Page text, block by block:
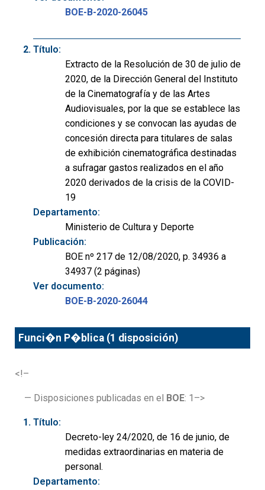
BOE-B-2020-26045
Título:
Extracto de la Resolución de 30 de julio de
2020, de la Dirección General del Instituto
de la Cinematografía y de las Artes
Audiovisuales, por la que se establece las
condiciones y se convocan las ayudas de
concesión directa para titulares de salas
de exhibición cinematográfica destinadas
a sufragar gastos realizados en el año
2020 derivados de la crisis de la COVID-
19
Departamento:
Ministerio de Cultura y Deporte
Publicación:
BOE nº 217 de 12/08/2020, p. 34936 a
34937 (2 páginas)
Ver documento:
BOE-B-2020-26044
Funci�n P�blica (1 disposición)
<!–
— Disposiciones publicadas en el BOE: 1–>
Título:
Decreto-ley 24/2020, de 16 de junio, de
medidas extraordinarias en materia de
personal.
Departamento: